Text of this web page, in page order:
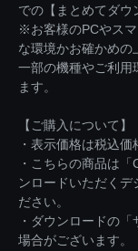
での【まとめてダウ
※お客様のPCやス
な環境かお確かめの
一部の機種やご利用
ます。
【ご購入について】
・表示価格は税込価
・こちらの商品は
ンロードいただくデ
ださい。
・ダウンロードの
場合がございます。